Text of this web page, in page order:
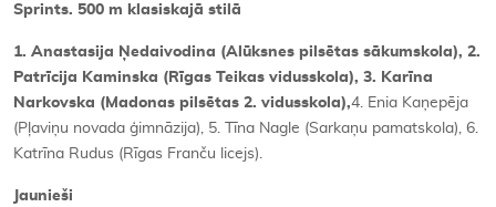
Sprints. 500 m klasiskajā stilā
1. Anastasija Ņedaivodina (Alūksnes pilsētas sākumskola), 2.
Patrīcija Kaminska (Rīgas Teikas vidusskola), 3. Karīna
Narkovska (Madonas pilsētas 2. vidusskola),4. Enia Kaņepēja
(Pļaviņu novada ģimnāzija), 5. Tīna Nagle (Sarkaņu pamatskola), 6.
Katrīna Rudus (Rīgas Franču licejs).
Jaunieši